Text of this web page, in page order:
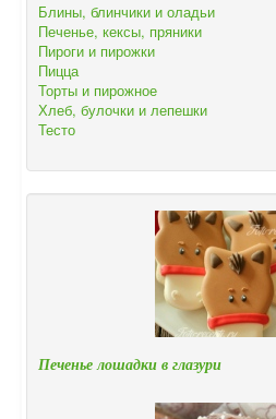
Блины, блинчики и оладьи
Печенье, кексы, пряники
Пироги и пирожки
Пицца
Торты и пирожное
Хлеб, булочки и лепешки
Тесто
Печенье лошадки в глазури